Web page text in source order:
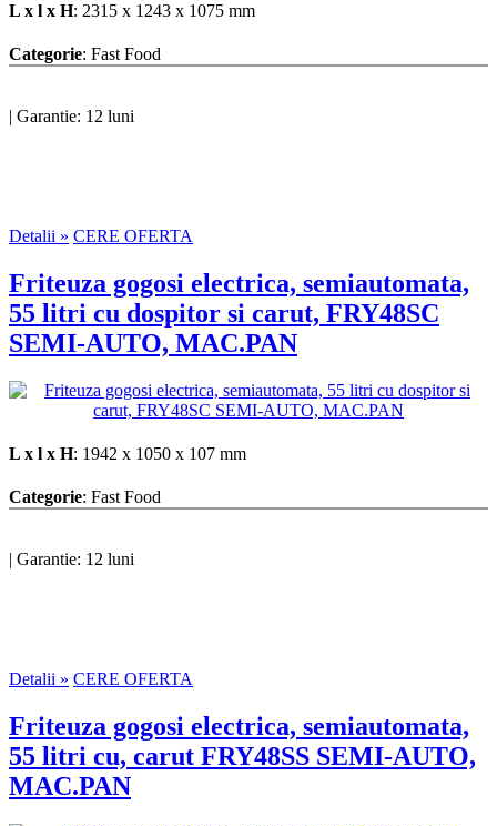
L x l x H: 2315 x 1243 x 1075 mm
Categorie: Fast Food
| Garantie: 12 luni
Detalii » CERE OFERTA
Friteuza gogosi electrica, semiautomata,
55 litri cu dospitor si carut, FRY48SC
SEMI-AUTO, MAC.PAN
L x l x H: 1942 x 1050 x 107 mm
Categorie: Fast Food
| Garantie: 12 luni
Detalii » CERE OFERTA
Friteuza gogosi electrica, semiautomata,
55 litri cu, carut FRY48SS SEMI-AUTO,
MAC.PAN